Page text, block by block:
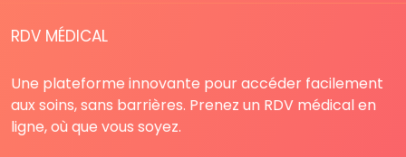
RDV MÉDICAL
Une plateforme innovante pour accéder facilement
aux soins, sans barrières. Prenez un RDV médical en
ligne, où que vous soyez.